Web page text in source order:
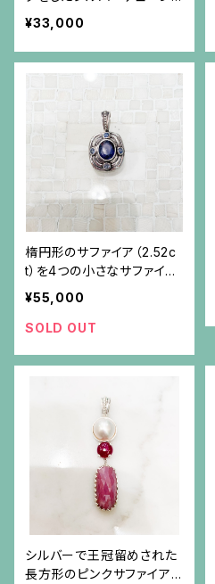
ネックレス
¥33,000
楕円形のサファイア（2.52c
t）を4つの小さなサファイア
が取り巻くシルバーペンダ
ント（チェーン別）
¥55,000
SOLD OUT
シルバーで王冠留めされた
長方形のピンクサファイア